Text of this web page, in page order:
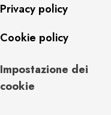
Privacy policy
Cookie policy
Impostazione dei
cookie